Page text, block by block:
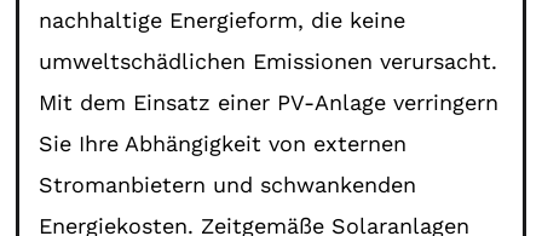
nachhaltige Energieform, die keine
umweltschädlichen Emissionen verursacht.
Mit dem Einsatz einer PV-Anlage verringern
Sie Ihre Abhängigkeit von externen
Stromanbietern und schwankenden
Energiekosten. Zeitgemäße Solaranlagen